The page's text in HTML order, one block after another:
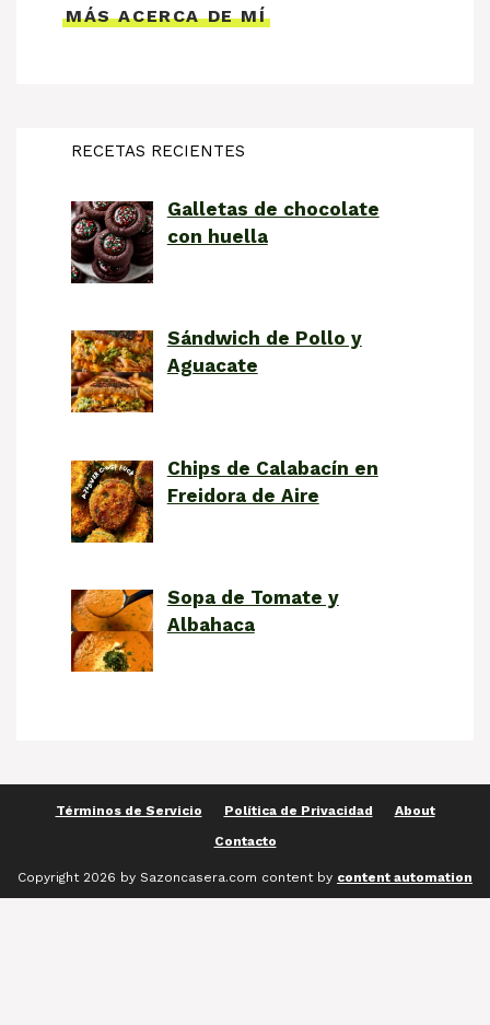
MÁS ACERCA DE MÍ
RECETAS RECIENTES
Galletas de chocolate
con huella
Sándwich de Pollo y
Aguacate
Chips de Calabacín en
Freidora de Aire
Sopa de Tomate y
Albahaca
Términos de Servicio Política de Privacidad
About
Contacto
Copyright 2026 by Sazoncasera.com content by content automation